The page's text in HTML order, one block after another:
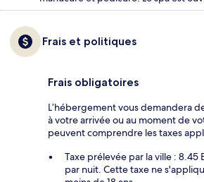
Frais et politiques
Frais obligatoires
L’hébergement vous demandera
à votre arrivée ou au moment de
peuvent comprendre les taxes
Taxe prélevée par la ville : 8.45
par nuit. Cette taxe ne